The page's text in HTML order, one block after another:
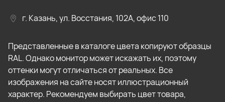
г. Казань, ул. Восстания, 102А, офис 110
Представленные в каталоге цвета копируют образцы
RAL. Однако монитор может искажать их, поэтому
оттенки могут отличаться от реальных. Все
изображения на сайте носят иллюстрационный
характер. Рекомендуем выбирать цвет товара,